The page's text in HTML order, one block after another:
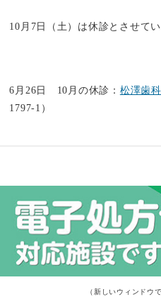
治
10月7日（土）は休診とさせてい
6月26日 10月の休診： 松澤歯
1797-1）
（新しいウィンドウ